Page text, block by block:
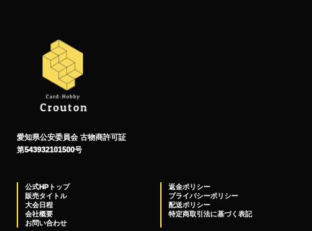
愛知県公安委員会 古物商許可証
第543932101500号
公式HPトップ
販売タイトル
大会日程
会社概要
お問い合わせ
返金ポリシー
プライバシーポリシー
配送ポリシー
特定商取引法に基づく表記